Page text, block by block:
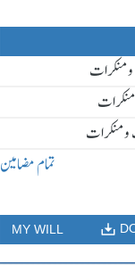
و منکرات
و منکرات
تمام مضامین
MY WILL